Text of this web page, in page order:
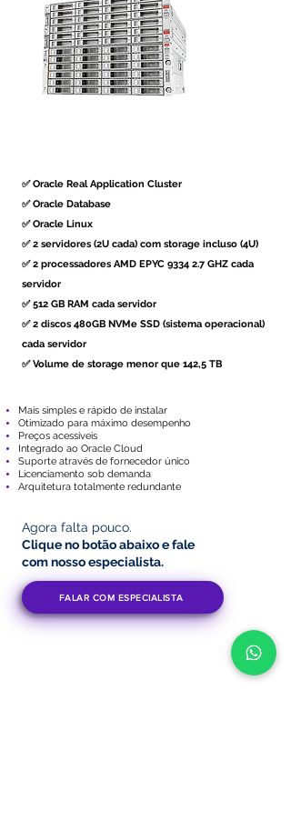
✅ Oracle Real Application Cluster
✅ Oracle Database
✅ Oracle Linux
✅ 2 servidores (2U cada) com storage incluso (4U)
✅ 2 processadores AMD EPYC 9334 2.7 GHZ cada
servidor
✅ 512 GB RAM cada servidor
✅ 2 discos 480GB NVMe SSD (sistema operacional)
cada servidor
✅ Volume de storage menor que 142,5 TB
Mais simples e rápido de instalar
Otimizado para máximo desempenho
Preços acessíveis
Integrado ao Oracle Cloud
Suporte através de fornecedor único
Licenciamento sob demanda
Arquitetura totalmente redundante
Agora falta pouco.
Clique no botão abaixoe fale
com nosso especialista.
FALAR COM ESPECIALISTA